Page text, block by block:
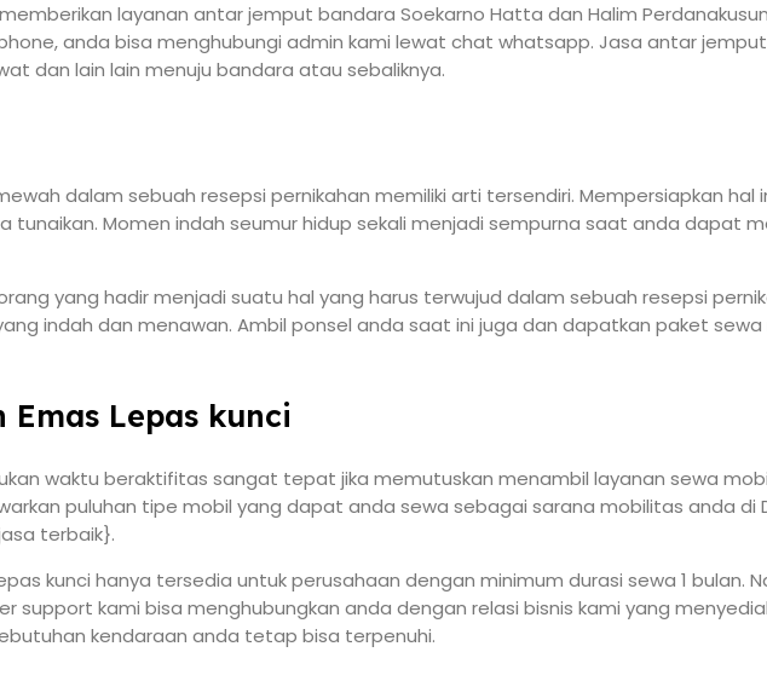
layanan antar jemput bandara Soekarno Hatta dan Halim
anda bisa menghubungi admin kami lewat chat whatsapp. Jasa antar
dan lain lain menuju bandara atau sebaliknya.
dalam sebuah resepsi pernikahan memiliki arti tersendiri. Mempersiapkan hal
tunaikan. Momen indah seumur hidup sekali menjadi sempurna saat anda dapat
yang hadir menjadi suatu hal yang harus terwujud dalam sebuah resepsi
indah dan menawan. Ambil ponsel anda saat ini juga dan dapatkan paket
Lepas kunci
waktu beraktifitas sangat tepat jika memutuskan menambil layanan sewa
puluhan tipe mobil yang dapat anda sewa sebagai sarana mobilitas anda di
terbaik}.
kunci hanya tersedia untuk perusahaan dengan minimum durasi sewa 1 bulan.
support kami bisa menghubungkan anda dengan relasi bisnis kami yang
kendaraan anda tetap bisa terpenuhi.